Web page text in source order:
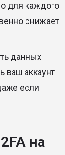
для каждого
снижает
данных
ваш аккаунт
если
на